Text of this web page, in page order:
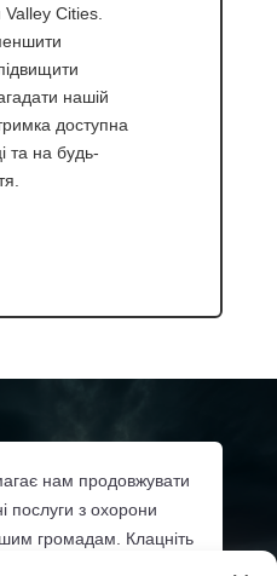
Valley Cities.
нашій
доступна
та на будь-
нам продовжувати
послуги з охорони
громадам. Клацніть